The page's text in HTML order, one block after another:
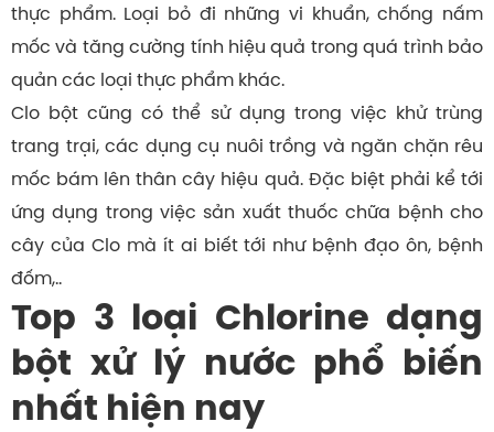
thực phẩm. Loại bỏ đi những vi khuẩn, chống nấm
mốc và tăng cường tính hiệu quả trong quá trình bảo
quản các loại thực phẩm khác.
Clo bột cũng có thể sử dụng trong việc khử trùng
trang trại, các dụng cụ nuôi trồng và ngăn chặn rêu
mốc bám lên thân cây hiệu quả. Đặc biệt phải kể tới
ứng dụng trong việc sản xuất thuốc chữa bệnh cho
cây của Clo mà ít ai biết tới như bệnh đạo ôn, bệnh
đốm,..
Top 3 loại Chlorine dạng
bột xử lý nước phổ biến
nhất hiện nay